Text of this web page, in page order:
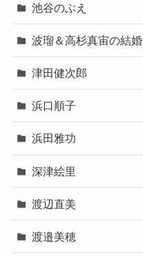
池谷のぶえ
波瑠＆高杉真宙の結婚
津田健次郎
浜口順子
浜田雅功
深津絵里
渡辺直美
渡邉美穂